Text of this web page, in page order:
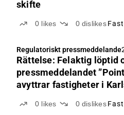
skifte
0 likes 0 dislikes
Regulatoriskt pressmeddelande
Rättelse: Felaktig löptid
pressmeddelandet
avyttrar fastigheter i
obligationsinnehavare”
0 likes 0 dislikes